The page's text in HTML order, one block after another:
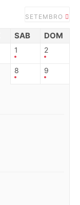
SETEMBRO
SAB DOM
1 2
8 9